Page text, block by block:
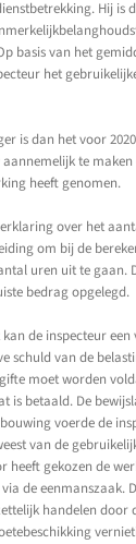
Hij is
basis van het
het
is dan het voor
aannemelijk te
heeft genomen.
over het
om bij de
uren uit te gaan.
bedrag opgelegd.
de inspecteur
schuld van de
moet worden
is betaald. De
voerde de
van de
heeft gekozen de
de eenmanszaak.
handelen door